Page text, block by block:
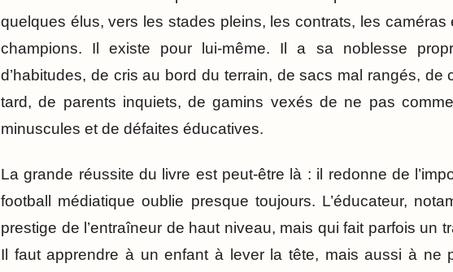
quelques élus, vers les stades pleins, les contrats, les
champions. Il existe pour lui-même. Il a sa noblesse
d’habitudes, de cris au bord du terrain, de sacs mal rangés, de
tard, de parents inquiets, de gamins vexés de ne pas
minuscules et de défaites éducatives.
La grande réussite du livre est peut-être là : il redonne de
football médiatique oublie presque toujours. L’éducateur,
prestige de l’entraîneur de haut niveau, mais qui fait parfois un
Il faut apprendre à un enfant à lever la tête, mais aussi à ne